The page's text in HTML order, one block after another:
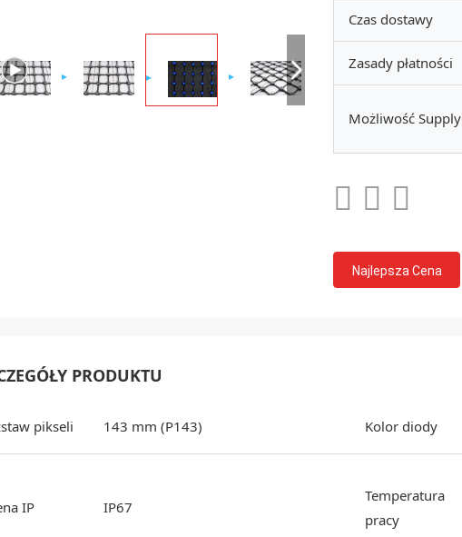
Czas dostawy
Zasady płatności
Możliwość Supply
Najlepsza Cena
PRODUKTU
pikseli 143 mm (P143) Kolor diody
IP IP67
Temperatura
pracy